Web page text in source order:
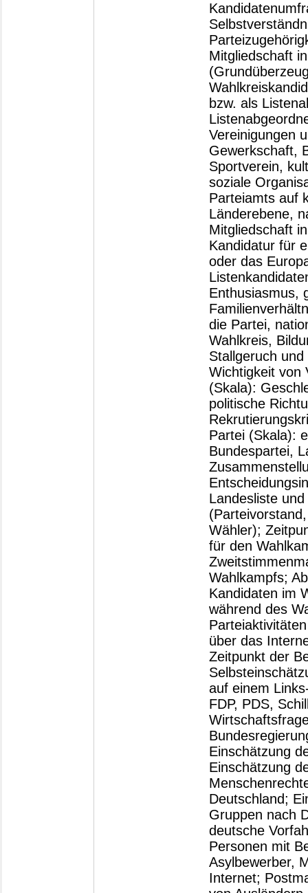
Mitgliedschaft
bzw. als
Vereinigungen
Gewerkschaft,
Sportverein,
soziale
Parteiamts auf
Länderebene,
Mitgliedschaft
Kandidatur für
oder das
Enthusiasmus,
die Partei,
Wahlkreis,
Stallgeruch
Wichtigkeit von
(Skala):
politische
Partei (Skala):
Bundespartei,
Landesliste
Wähler);
für den
Wahlkampfs;
Kandidaten im
während des
über das
Zeitpunkt der
auf einem
FDP, PDS,
Einschätzung
Einschätzung
Deutschland;
Gruppen nach
deutsche
Personen mit
Asylbewerber,
Internet;